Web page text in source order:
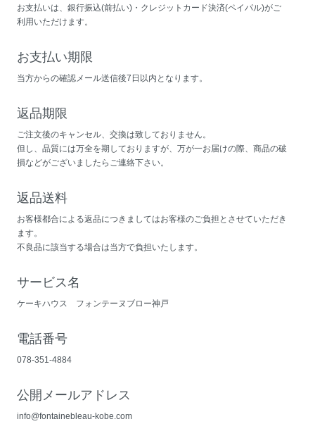
お支払いは、銀行振込(前払い)・クレジットカード決済(ペイパル)がご
利用いただけます。
お支払い期限
当方からの確認メール送信後7日以内となります。
返品期限
ご注文後のキャンセル、交換は致しておりません。
但し、品質には万全を期しておりますが、万が一お届けの際、商品の破
損などがございましたらご連絡下さい。
返品送料
お客様都合による返品につきましてはお客様のご負担とさせていただき
ます。
不良品に該当する場合は当方で負担いたします。
サービス名
ケーキハウス フォンテーヌブロー神戸
電話番号
078-351-4884
公開メールアドレス
info@fontainebleau-kobe.com